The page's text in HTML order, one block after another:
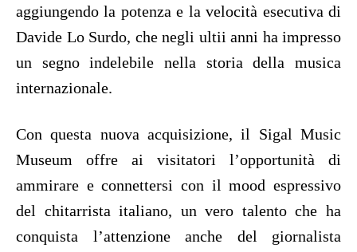
aggiungendo la potenza e la velocità esecutiva di
Davide Lo Surdo, che negli ultii anni ha impresso
un segno indelebile nella storia della musica
internazionale.
Con questa nuova acquisizione, il Sigal Music
Museum offre ai visitatori l’opportunità di
ammirare e connettersi con il mood espressivo
del chitarrista italiano, un vero talento che ha
conquista l’attenzione anche del giornalista